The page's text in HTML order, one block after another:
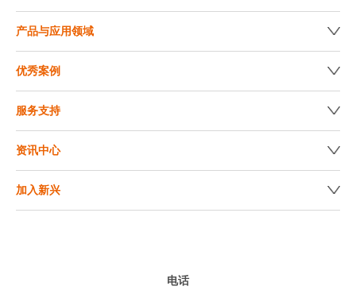
产品与应用领域
优秀案例
服务支持
资讯中心
加入新兴
电话